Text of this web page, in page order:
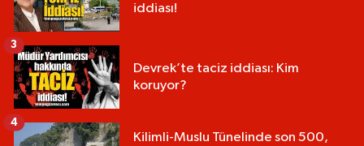
iddiası!
Devrek’te taciz iddiası: Kim
koruyor?
3
Kilimli-Muslu Tünelinde son 500,
4